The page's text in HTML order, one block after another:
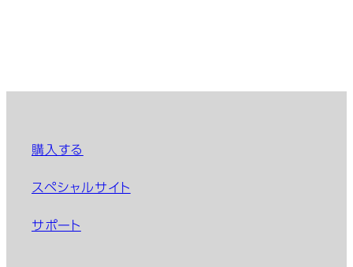
購入する
スペシャルサイト
サポート